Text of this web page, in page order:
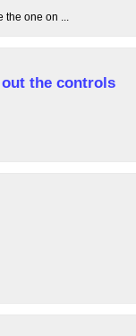
one on ...
the controls